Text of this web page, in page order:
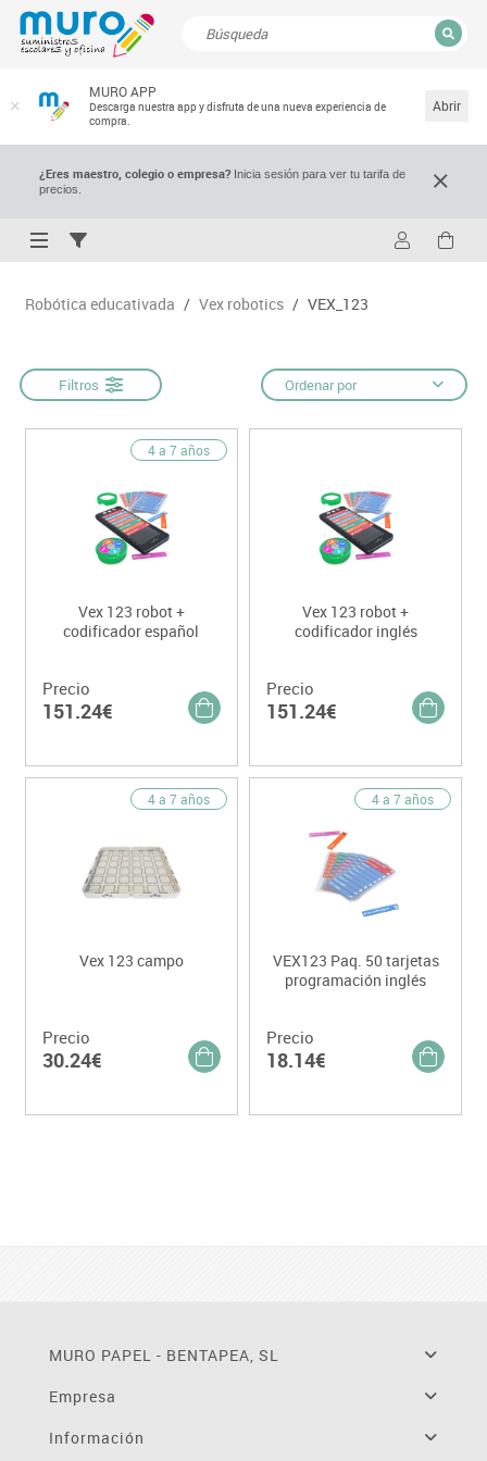
MURO APP
Descarga nuestra app y disfruta de una nueva experiencia de
compra.
Abrir
¿Eres maestro, colegio o empresa?Inicia sesión para ver tu tarifa de
precios.
Robótica educativada / Vex robotics / VEX_123
Filtros Ordenar por
4 a 7 años
Vex 123 robot +
codificador español
Precio
151.24€
Vex 123 robot +
codificador inglés
Precio
151.24€
4 a 7 años
Vex 123 campo
Precio
30.24€
4 a 7 años
VEX123 Paq. 50 tarjetas
programación inglés
Precio
18.14€
MURO PAPEL - BENTAPEA, SL
Empresa
Información